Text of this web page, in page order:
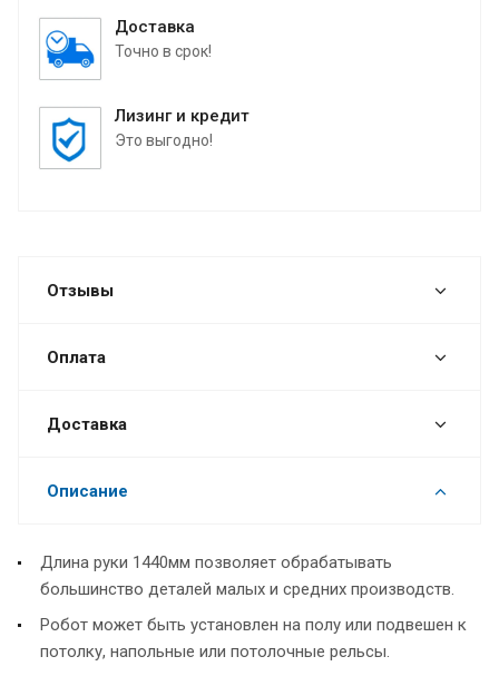
Доставка
Точно в срок!
Лизинг и кредит
Это выгодно!
Отзывы
Оплата
Доставка
Описание
Длина руки 1440мм позволяет обрабатывать
большинство деталей малых и средних производств.
Робот может быть установлен на полу или подвешен к
потолку, напольные или потолочные рельсы.